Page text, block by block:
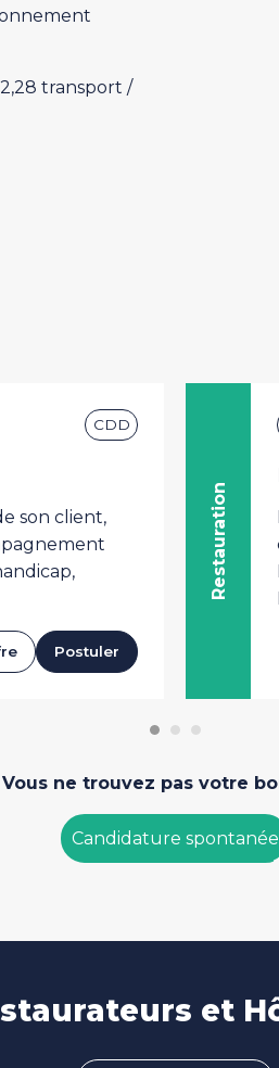
2,28 transport /
CDD
son client,
Postuler
Restauration
Vous ne trouvez pas votre
Candidature spontanée
et